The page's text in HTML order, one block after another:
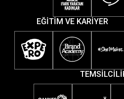
EĞİTİM VE KARİYER